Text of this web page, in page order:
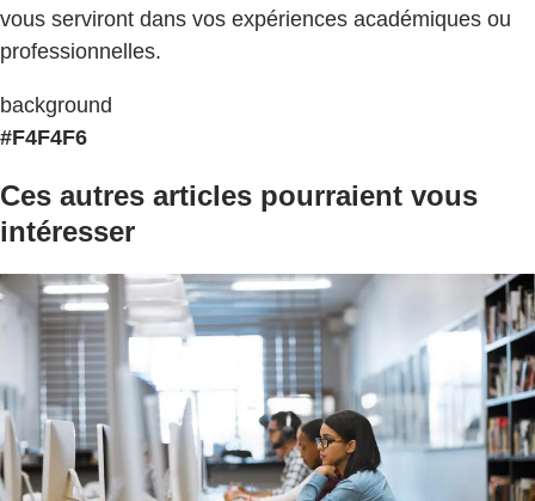
vous serviront dans vos expériences académiques ou
professionnelles.
background
#F4F4F6
Ces autres articles pourraient vous
intéresser